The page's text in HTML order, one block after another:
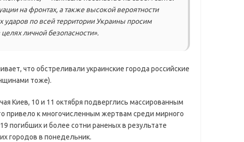
на фронтах, а также высокой вероятности
ударов по всей территории Украины просим
личной безопасности».
что обстреливали украинские города российские
тоже).
Киев, 10 и 11 октября подверглись массированным
привело к многочисленным жертвам среди мирного
погибших и более сотни раненых в результате
городов в понедельник.